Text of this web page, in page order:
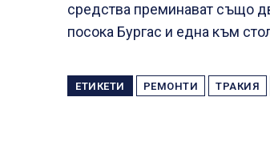
средства преминават също
посока Бургас и една към
ЕТИКЕТИ РЕМОНТИ ТРАКИЯ